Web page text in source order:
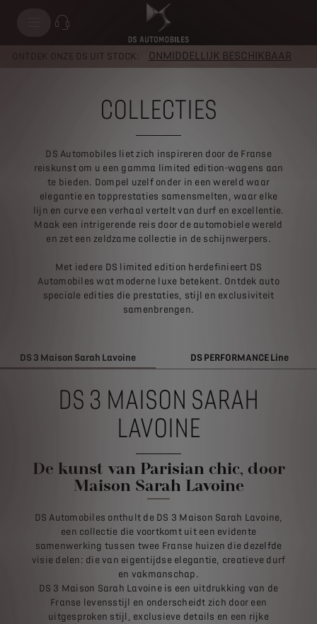
ONTDEK ONZE DS UIT STOCK: ONMIDDELLIJK BESCHIKBAAR
COLLECTIES
DS Automobiles liet zich inspireren door de Franse
reiskunst om u een gamma limited edition-wagens aan
te bieden. Dompel uzelf onder in een wereld waar
elegantie en topprestaties samensmelten, waar elke
lijn en curve een verhaal vertelt van durf en excellentie.
Maak een intrigerende reis door de automobiele wereld
en zet een zeldzame collectie in de schijnwerpers.
Met iedere DS limited edition herdefinieert DS
Automobiles wat moderne luxe betekent. Ontdek auto
speciale edities die prestaties, stijl en exclusiviteit
samenbrengen.
DS 3 Maison Sarah Lavoine DS PERFORMANCE Line
DS 3 MAISON SARAH
LAVOINE
De kunst van Parisian chic, door
Maison Sarah Lavoine
DS Automobiles onthult de DS 3 Maison Sarah Lavoine,
een collectie die voortkomt uit een evidente
samenwerking tussen twee Franse huizen die dezelfde
visie delen: die van eigentijdse elegantie, creatieve durf
en vakmanschap.
DS 3 Maison Sarah Lavoine is een uitdrukking van de
Franse levensstijl en onderscheidt zich door een
uitgesproken stijl, exclusieve details en een rijke